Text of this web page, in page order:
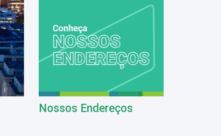
Nossos Endereços